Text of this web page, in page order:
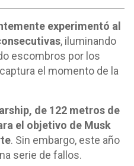
experimentó al
, iluminando
escombros por los
el momento de la
de 122 metros de
el objetivo de Musk
. Sin embargo, este año
serie de fallos.